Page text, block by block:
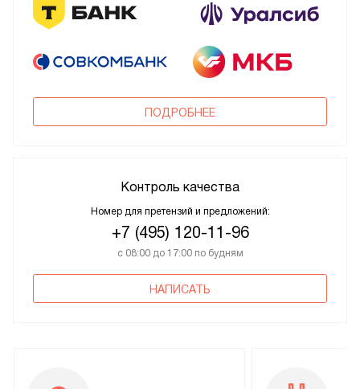
ПОДРОБНЕЕ
Контроль качества
Номер для претензий и предложений:
+7 (495) 120-11-96
с 08:00 до 17:00 по будням
НАПИСАТЬ